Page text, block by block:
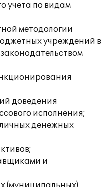
учета по видам
методологии
учреждений в
доведения
исполнения;
денежных
и
(муниципальных)